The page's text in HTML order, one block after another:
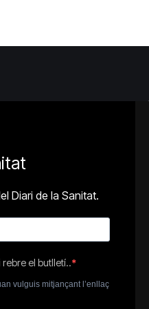
Diari de la Sanitat.
el butlletí..
vulguis mitjançant l’enllaç